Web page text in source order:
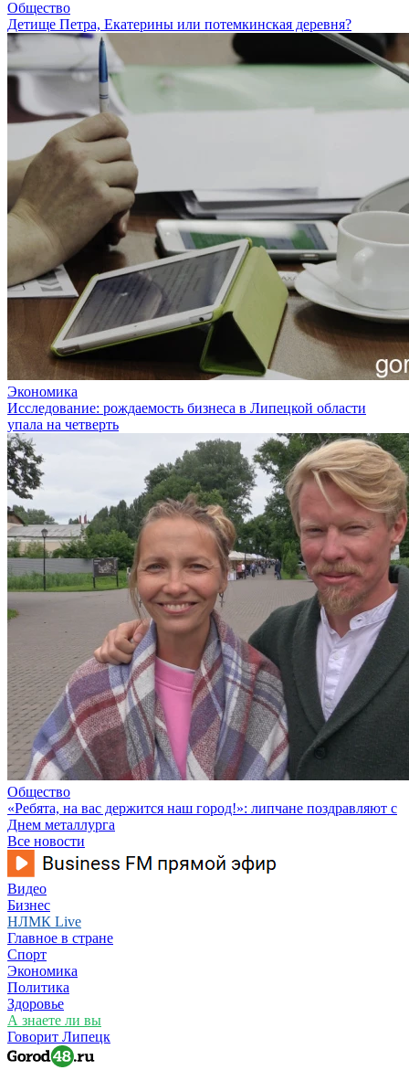
Общество
Детище Петра, Екатерины или потемкинская деревня?
Экономика
Исследование: рождаемость бизнеса в Липецкой области
упала на четверть
Общество
«Ребята, на вас держится наш город!»: липчане поздравляют с
Днем металлурга
Все новости
Видео
Бизнес
НЛМК Live
Главное в стране
Спорт
Экономика
Политика
Здоровье
А знаете ли вы
Говорит Липецк